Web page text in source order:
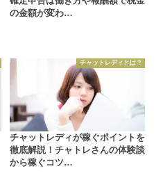
の金額が変わ…
チャットレディとは？
チャットレディが稼ぐポイントを
徹底解説！チャトレさんの体験談
から稼ぐコツ…